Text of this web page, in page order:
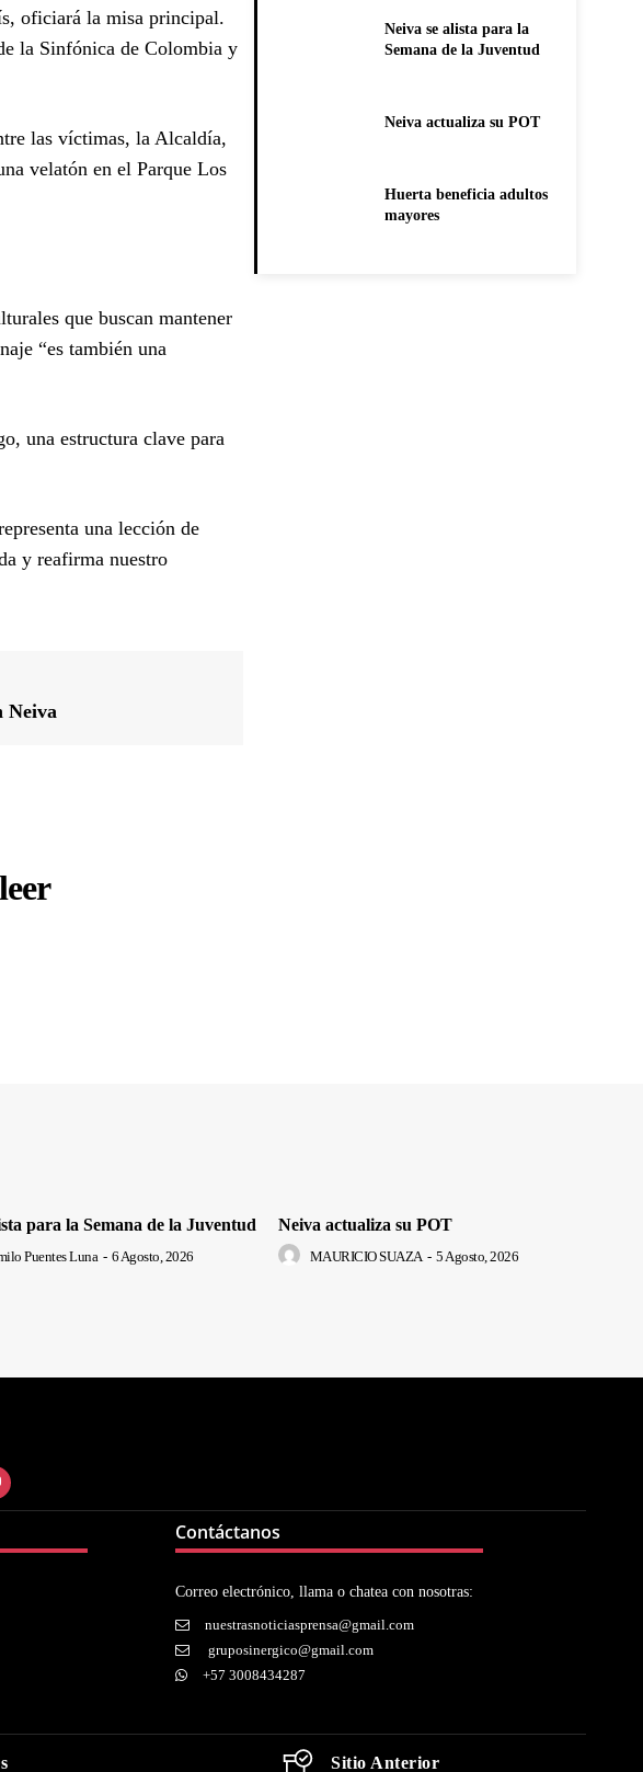
oficiará la misa principal.
la Sinfónica de Colombia y
las víctimas, la Alcaldía,
velatón en el Parque Los
que buscan mantener
“es también una
una estructura clave para
una lección de
y reafirma nuestro
Neiva
Neiva se alista para la
Semana de la Juventud
Neiva actualiza su POT
Huerta beneficia adultos
mayores
para la Semana de la Juventud
Puentes Luna - 6 Agosto, 2026
Neiva actualiza su POT
MAURICIO SUAZA - 5 Agosto, 2026
Contáctanos
Correo electrónico, llama o chatea con nosotras:
nuestrasnoticiasprensa@gmail.com
gruposinergico@gmail.com
+57 3008434287
Sitio Anterior